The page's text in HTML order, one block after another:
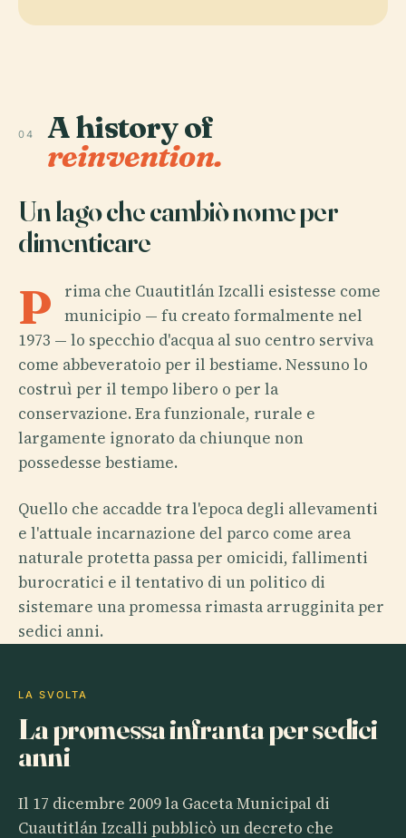
04 A history of
reinvention.
Un lago che cambiò nome per
dimenticare
P
rima che Cuautitlán Izcalli esistesse come
municipio — fu creato formalmente nel
1973 — lo specchio d'acqua al suo centro serviva
come abbeveratoio per il bestiame. Nessuno lo
costruì per il tempo libero o per la
conservazione. Era funzionale, rurale e
largamente ignorato da chiunque non
possedesse bestiame.
Quello che accadde tra l'epoca degli allevamenti
e l'attuale incarnazione del parco come area
naturale protetta passa per omicidi, fallimenti
burocratici e il tentativo di un politico di
sistemare una promessa rimasta arrugginita per
sedici anni.
LA SVOLTA
La promessa infranta per sedici
anni
Il 17 dicembre 2009 la Gaceta Municipal di
Cuautitlán Izcalli pubblicò un decreto che